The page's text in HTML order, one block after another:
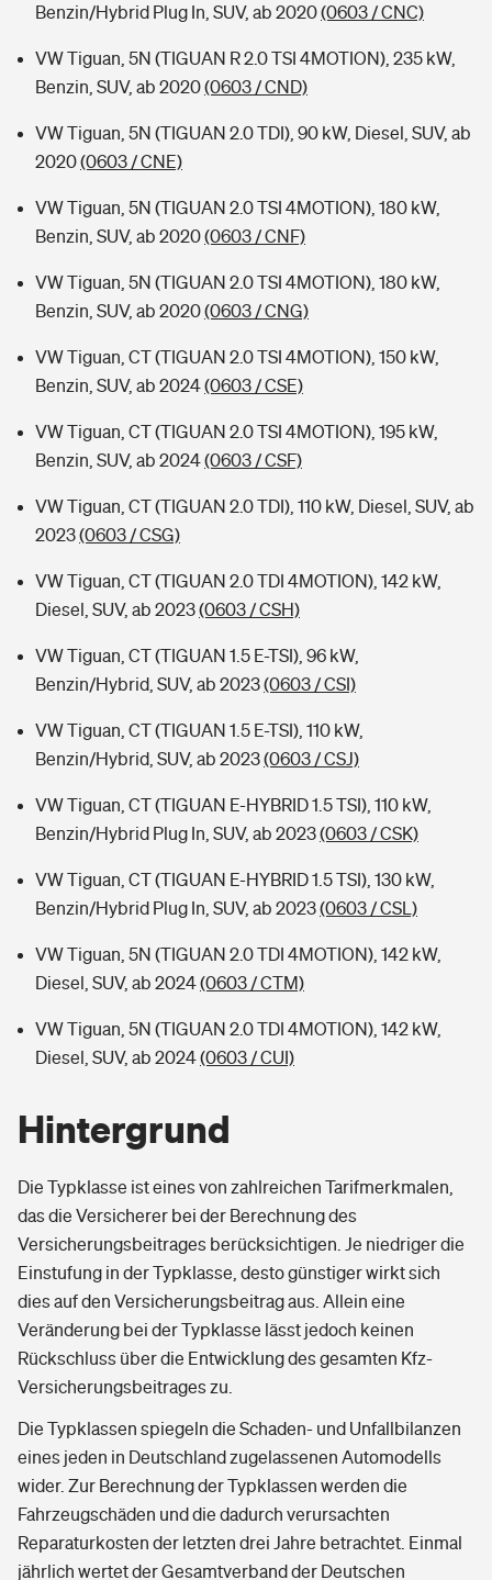
Benzin/Hybrid Plug In, SUV, ab 2020(0603 / CNC)
VW Tiguan, 5N (TIGUAN R 2.0 TSI 4MOTION), 235 kW,
Benzin, SUV, ab 2020(0603 / CND)
VW Tiguan, 5N (TIGUAN 2.0 TDI), 90 kW, Diesel, SUV, ab
2020(0603 / CNE)
VW Tiguan, 5N (TIGUAN 2.0 TSI 4MOTION), 180 kW,
Benzin, SUV, ab 2020(0603 / CNF)
VW Tiguan, 5N (TIGUAN 2.0 TSI 4MOTION), 180 kW,
Benzin, SUV, ab 2020(0603 / CNG)
VW Tiguan, CT (TIGUAN 2.0 TSI 4MOTION), 150 kW,
Benzin, SUV, ab 2024(0603 / CSE)
VW Tiguan, CT (TIGUAN 2.0 TSI 4MOTION), 195 kW,
Benzin, SUV, ab 2024(0603 / CSF)
VW Tiguan, CT (TIGUAN 2.0 TDI), 110 kW, Diesel, SUV, ab
2023(0603 / CSG)
VW Tiguan, CT (TIGUAN 2.0 TDI 4MOTION), 142 kW,
Diesel, SUV, ab 2023(0603 / CSH)
VW Tiguan, CT (TIGUAN 1.5 E-TSI), 96 kW,
Benzin/Hybrid, SUV, ab 2023(0603 / CSI)
VW Tiguan, CT (TIGUAN 1.5 E-TSI), 110 kW,
Benzin/Hybrid, SUV, ab 2023(0603 / CSJ)
VW Tiguan, CT (TIGUAN E-HYBRID 1.5 TSI), 110 kW,
Benzin/Hybrid Plug In, SUV, ab 2023(0603 / CSK)
VW Tiguan, CT (TIGUAN E-HYBRID 1.5 TSI), 130 kW,
Benzin/Hybrid Plug In, SUV, ab 2023(0603 / CSL)
VW Tiguan, 5N (TIGUAN 2.0 TDI 4MOTION), 142 kW,
Diesel, SUV, ab 2024(0603 / CTM)
VW Tiguan, 5N (TIGUAN 2.0 TDI 4MOTION), 142 kW,
Diesel, SUV, ab 2024(0603 / CUI)
Hintergrund
Die Typklasse ist eines von zahlreichen Tarifmerkmalen,
das die Versicherer bei der Berechnung des
Versicherungsbeitrages berücksichtigen. Je niedriger die
Einstufung in der Typklasse, desto günstiger wirkt sich
dies auf den Versicherungsbeitrag aus. Allein eine
Veränderung bei der Typklasse lässt jedoch keinen
Rückschluss über die Entwicklung des gesamten Kfz-
Versicherungsbeitrages zu.
Die Typklassen spiegeln die Schaden- und Unfallbilanzen
eines jeden in Deutschland zugelassenen Automodells
wider. Zur Berechnung der Typklassen werden die
Fahrzeugschäden und die dadurch verursachten
Reparaturkosten der letzten drei Jahre betrachtet. Einmal
jährlich wertet der Gesamtverband der Deutschen